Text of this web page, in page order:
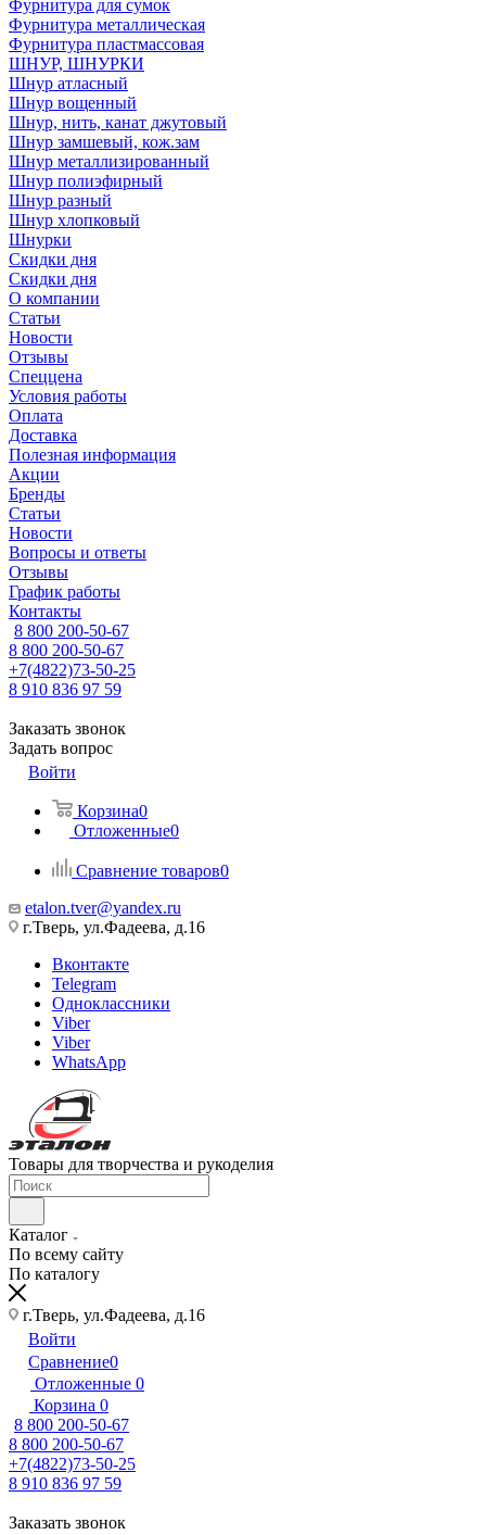
Фурнитура для сумок
Фурнитура металлическая
Фурнитура пластмассовая
ШНУР, ШНУРКИ
Шнур атласный
Шнур вощенный
Шнур, нить, канат джутовый
Шнур замшевый, кож.зам
Шнур металлизированный
Шнур полиэфирный
Шнур разный
Шнур хлопковый
Шнурки
Скидки дня
Скидки дня
О компании
Статьи
Новости
Отзывы
Спеццена
Условия работы
Оплата
Доставка
Полезная информация
Акции
Бренды
Статьи
Новости
Вопросы и ответы
Отзывы
График работы
Контакты
8 800 200-50-67
8 800 200-50-67
+7(4822)73-50-25
8 910 836 97 59
Заказать звонок
Задать вопрос
Войти
Корзина0
Отложенные0
Сравнение товаров0
etalon.tver@yandex.ru
г.Тверь, ул.Фадеева, д.16
Вконтакте
Telegram
Одноклассники
Viber
Viber
WhatsApp
Товары для творчества и рукоделия
Каталог
По всему сайту
По каталогу
г.Тверь, ул.Фадеева, д.16
Войти
Сравнение0
Отложенные 0
Корзина 0
8 800 200-50-67
8 800 200-50-67
+7(4822)73-50-25
8 910 836 97 59
Заказать звонок